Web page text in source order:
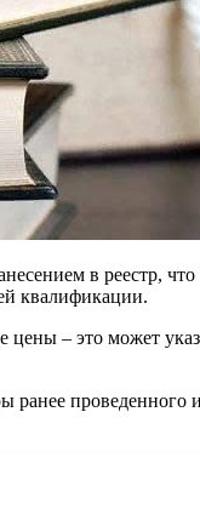
в реестр,
квалификации.
– это может
проведенного